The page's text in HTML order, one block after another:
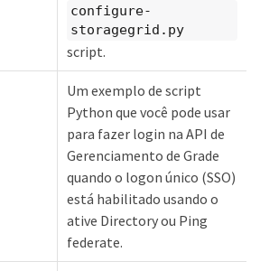
configure-
storagegrid.py
script.
Um exemplo de script
Python que você pode usar
para fazer login na API de
Gerenciamento de Grade
quando o logon único (SSO)
está habilitado usando o
ative Directory ou Ping
federate.